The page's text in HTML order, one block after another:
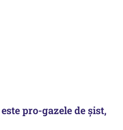
pro-gazele de șist,